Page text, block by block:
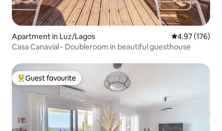
Apartment in Luz/Lagos 4.97 out of 5
4.97 (176)
Casa Canavial - Doubleroom in beautiful guesthouse
Top guest favourite
Guest favourite